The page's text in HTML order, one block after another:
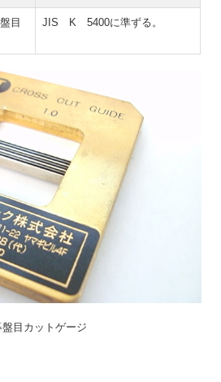
目
JIS K 5400に準ずる。
盤目カットゲージ